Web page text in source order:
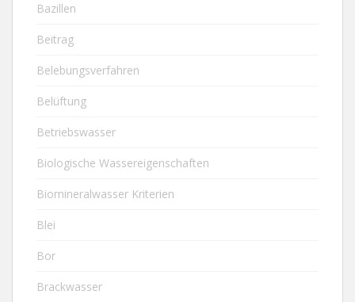
Bazillen
Beitrag
Belebungsverfahren
Belüftung
Betriebswasser
Biologische Wassereigenschaften
Biomineralwasser Kriterien
Blei
Bor
Brackwasser